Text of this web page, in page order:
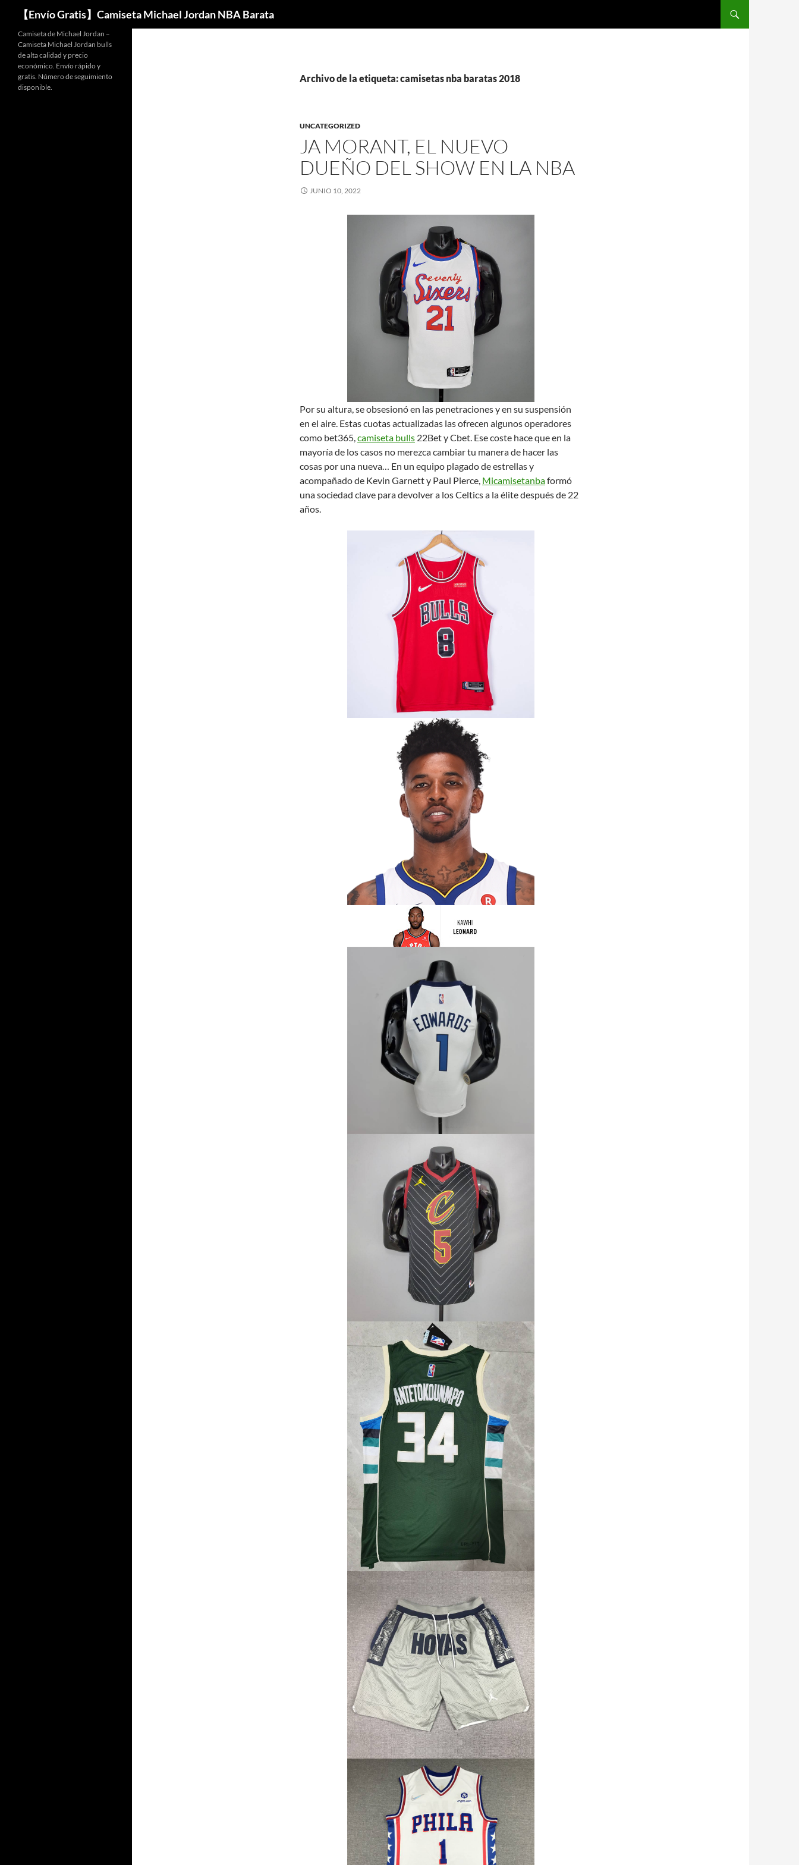
【Envío Gratis】Camiseta Michael Jordan NBA Barata
Buscar
Archivo de la etiqueta: camisetas nba baratas 2018
UNCATEGORIZED
JA MORANT, EL NUEVO
DUEÑO DEL SHOW EN LA NBA
JUNIO 10, 2022
Por su altura, se obsesionó en las penetraciones y en su suspensión
en el aire. Estas cuotas actualizadas las ofrecen algunos operadores
como bet365,camiseta bulls 22Bet y Cbet. Ese coste hace que en la
mayoría de los casos no merezca cambiar tu manera de hacer las
cosas por una nueva… En un equipo plagado de estrellas y
acompañado de Kevin Garnett y Paul Pierce, Micamisetanbaformó
una sociedad clave para devolver a los Celtics a la élite después de 22
años.
Camiseta de Michael Jordan –
Camiseta Michael Jordan bulls
de alta calidad y precio
económico. Envío rápido y
gratis. Número de seguimiento
disponible.